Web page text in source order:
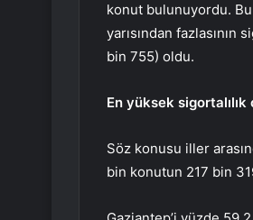
konut bulunuyordu.
yarısından
bin 755) oldu.
En yüksek sigortalılık
Söz konusu iller
bin konutun 217 bin